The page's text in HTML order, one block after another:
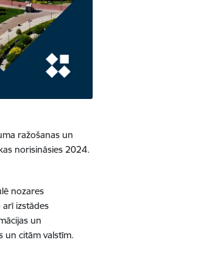
ražošanas un
norisināsies 2024.
nozares
izstādes
un
un citām valstīm.